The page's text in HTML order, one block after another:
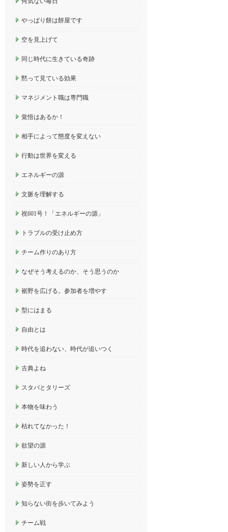
やっぱり餅は餅屋です
空を見上げて
同じ時代に生きている奇跡
黙って見ている効果
マネジメント職は専門職
覚悟はあるか！
相手によって態度を変えない
行動は世界を変える
エネルギーの源
文脈を理解する
祝601号！「エネルギーの源」
トラブルの受け止め方
チーム作りのあり方
なぜそう考えるのか、そう思うのか
裾野を広げる。参加者を増やす
型にはまる
自由とは
時代を追わない、時代が追いつく
古典よね
スタバとタリーズ
本物を味わう
枯れてなかった！
欲望の源
新しい人から学ぶ
姿勢を正す
知らない街を歩いてみよう
チーム戦